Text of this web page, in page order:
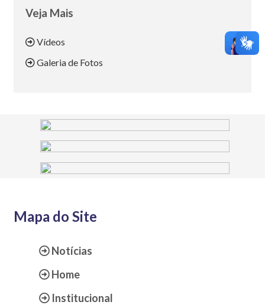
Veja Mais
Vídeos
Galeria de Fotos
Mapa do Site
Notícias
Home
Institucional